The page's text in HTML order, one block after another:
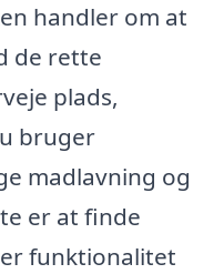
handler om at
de rette
plads,
bruger
madlavning og
er at finde
funktionalitet